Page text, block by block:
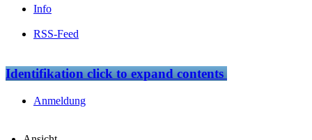
Info
RSS-Feed
Identifikationclick to expand contents
Anmeldung